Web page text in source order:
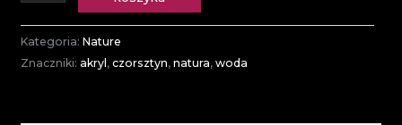
Kategoria:Nature
Znaczniki:akryl ,czorsztyn,natura,woda